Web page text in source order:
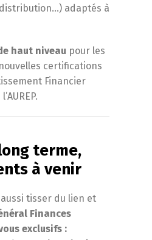
adaptés à
haut niveau pour les
certifications
Financier
terme,
à venir
aussi tisser du lien et
Finances
exclusifs :